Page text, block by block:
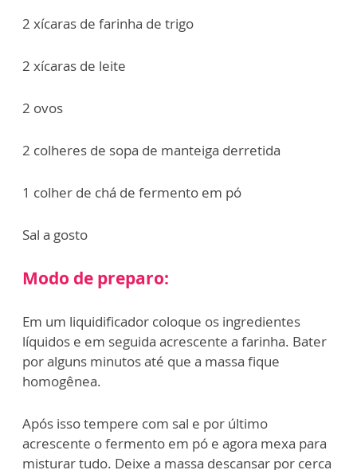
2 xícaras de farinha de trigo
2 xícaras de leite
2 ovos
2 colheres de sopa de manteiga derretida
1 colher de chá de fermento em pó
Sal a gosto
Modo de preparo:
Em um liquidificador coloque os ingredientes
líquidos e em seguida acrescente a farinha. Bater
por alguns minutos até que a massa fique
homogênea.
Após isso tempere com sal e por último
acrescente o fermento em pó e agora mexa para
misturar tudo. Deixe a massa descansar por cerca